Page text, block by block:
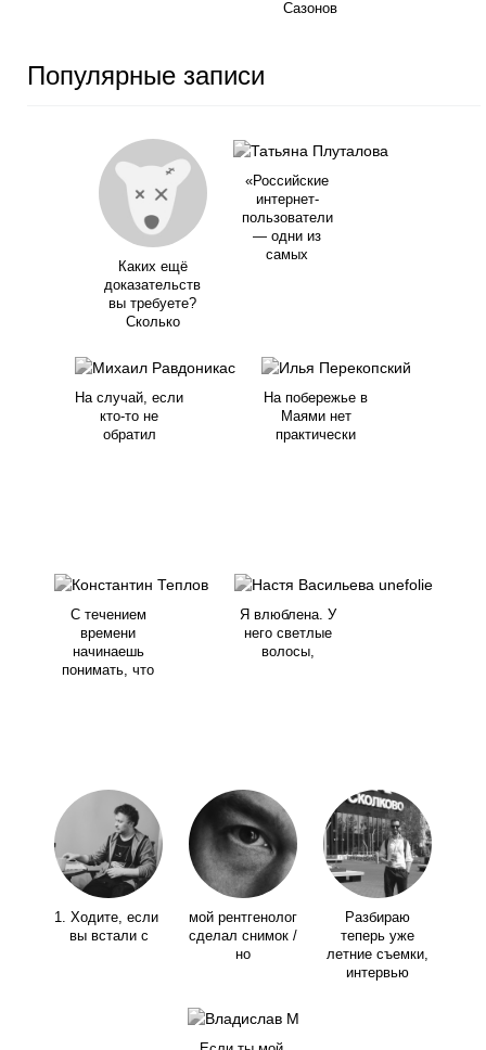
Сазонов
Популярные записи
Каких ещё
доказательств
вы требуете?
Сколько
«Российские
интернет-
пользователи
— одни из
самых
На случай, если
кто-то не
обратил
На побережье в
Маями нет
практически
С течением
времени
начинаешь
понимать, что
Я влюблена. У
него светлые
волосы,
1. Ходите, если
вы встали с
мой рентгенолог
сделал снимок /
но
Разбираю
теперь уже
летние съемки,
интервью